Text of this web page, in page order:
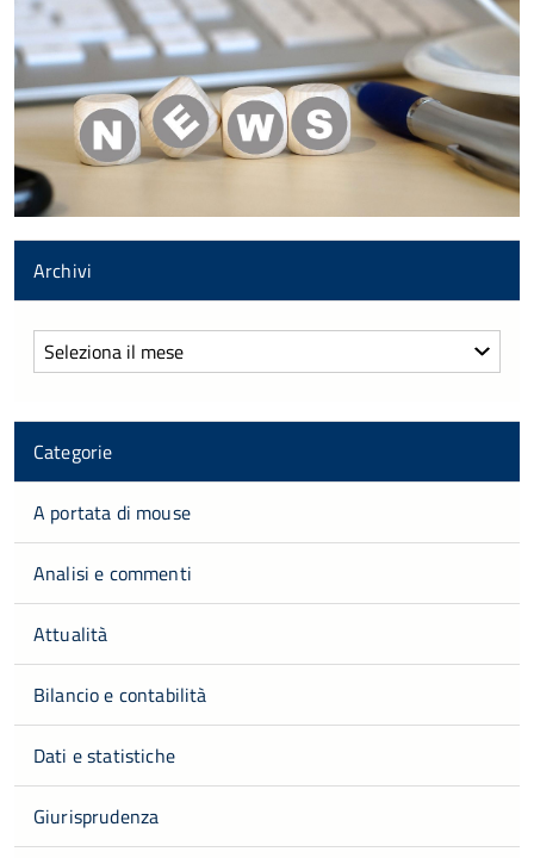
Archivi
Archivi
Categorie
A portata di mouse
Analisi e commenti
Attualità
Bilancio e contabilità
Dati e statistiche
Giurisprudenza